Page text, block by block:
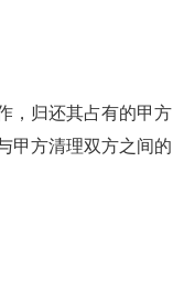
，归还其占有的甲方
甲方清理双方之间的